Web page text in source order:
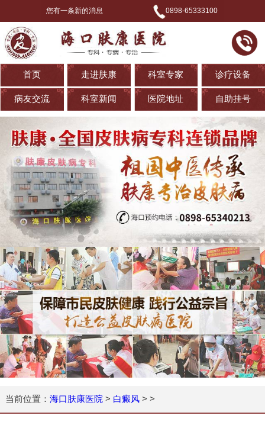
您有一条新的消息 0898-65333100
首页 走进肤康 科室专家 诊疗设备
病友交流 科室新闻 医院地址 自助挂号
当前位置： 海口肤康医院 > 白癜风> >